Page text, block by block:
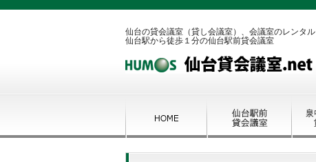
仙台の貸会議室（貸し会議室）、会議室のレンタル
仙台駅から徒歩１分の仙台駅前貸会議室